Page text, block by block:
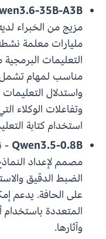
35B-A3B
مليارات معلمة
التعليمات
مناسب لمهام تشمل
واستدلال
وتفاعلات الوكلاء
استخدام كتابة
Qwen3.5-0.8B
-
مصمم لإعداد
الضبط الدقيق
على الحافة. يدعم
المتعددة
وآثارها.